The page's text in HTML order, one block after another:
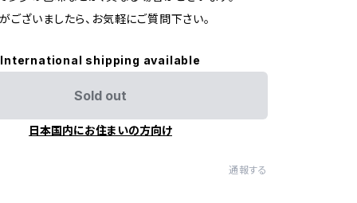
ございましたら、お気軽にご質問下さい。
International shipping available
Sold out
日本国内にお住まいの方向け
通報する